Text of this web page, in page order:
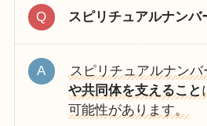
スピリチュアルナンバ
スピリチュアルナン
や共同体を支えること
可能性があります。